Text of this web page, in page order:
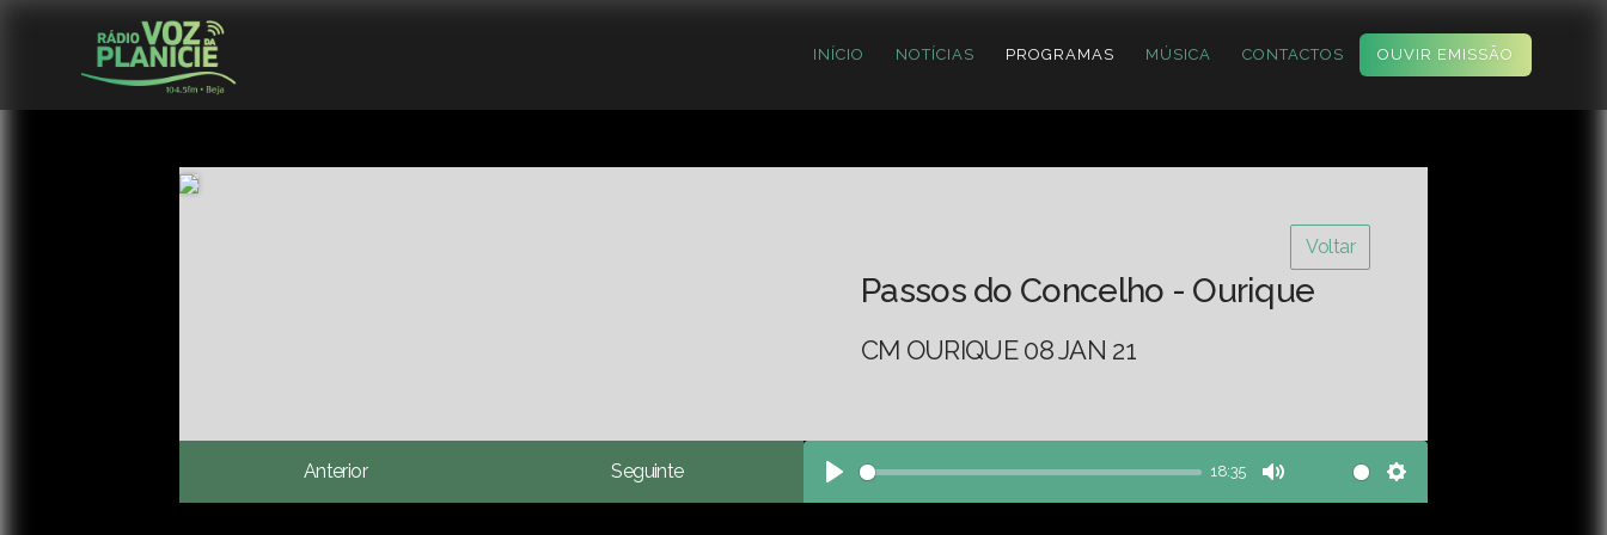
INÍCIO NOTÍCIAS PROGRAMAS MÚSICA CONTACTOS OUVIR EMISSÃO
Voltar
Passos do Concelho - Ourique
CM OURIQUE 08 JAN 21
Anterior Seguinte
Play
18:35
Mute Settings